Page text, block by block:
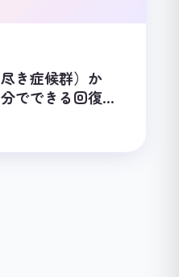
き症候群）か
でできる回復の